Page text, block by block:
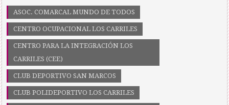
ASOC. COMARCAL MUNDO DE TODOS
CENTRO OCUPACIONAL LOS CARRILES
CENTRO PARA LA INTEGRACIÓN LOS
CARRILES (CEE)
CLUB DEPORTIVO SAN MARCOS
CLUB POLIDEPORTIVO LOS CARRILES